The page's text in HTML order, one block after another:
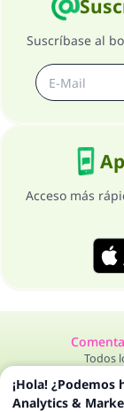
Suscríbase al
Acceso más
Todos
¡Hola!
Analytics &